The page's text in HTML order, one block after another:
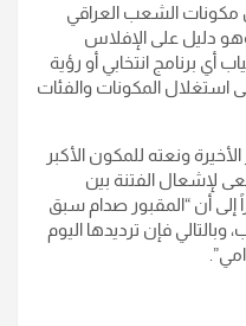
مكونات الشعب العراقي
وهو دليل على الإفلاس
أي برنامج انتخابي أو رؤية
المكونات والفئات
ونعته للمكون الأكبر
لإشعال الفتنة بين
إلى أن “المقبور صدام سبق
فإن ترديدها اليوم